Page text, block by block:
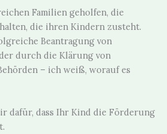
Familien geholfen, die
die ihren Kindern zusteht.
Beantragung von
durch die Klärung von
– ich weiß, worauf es
dafür, dass Ihr Kind die Förderung